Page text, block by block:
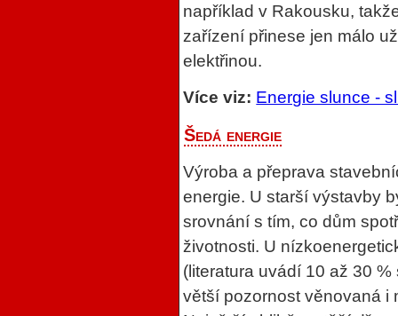
například v Rakousku,
zařízení přinese jen málo
elektřinou.
Více viz: Energie slunce -
Šedá energie
Výroba a přeprava
energie. U starší výstavby
srovnání s tím, co dům
životnosti. U
(literatura uvádí 10 až 30
větší pozornost věnovaná i